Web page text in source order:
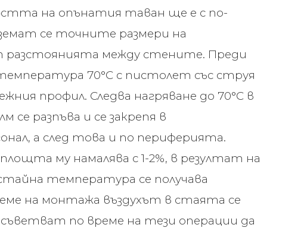
на опънатия таван ще е с по-
се точните размери на
разстоянията между стените. Преди
70°С с пистолет със струя
профил. Следва нагряване до 70°С в
разпъва и се закрепя в
а след това и по периферията.
му намалява с 1-2%, в резултат на
температура се получава
на монтажа въздухът в стаята се
по време на тези операции да